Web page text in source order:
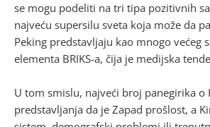
se mogu podeliti na tri tipa pozitivnih
najveću supersilu sveta koja može da
Peking predstavljaju kao mnogo većeg
elementa BRIKS-a, čija je medijska
U tom smislu, najveći broj panegirika
predstavljanja da je Zapad prošlost, a